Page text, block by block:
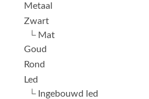
Metaal
Zwart
└ Mat
Goud
Rond
Led
└ Ingebouwd led